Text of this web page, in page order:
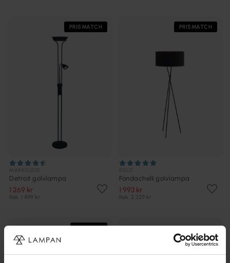
PRISMATCH
Detroit golvlampa
1 269 kr
Rek. 1 499 kr
PRISMATCH
Fondachelli golvlampa
1 993 kr
Rek. 2 329 kr